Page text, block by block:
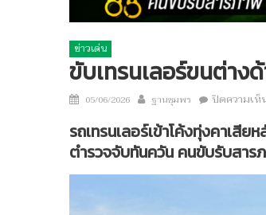
ข่าวเด่น
ขับเทรนเลอร์ขนต่าง
Posted
05/06/2026 Author
ฐานชุมพร ปิดความเห็
รถเทรนเลอร์เข้าโค้งทุ่งคาเสี
ตำรวจจับทันควัน คนขับรับสา